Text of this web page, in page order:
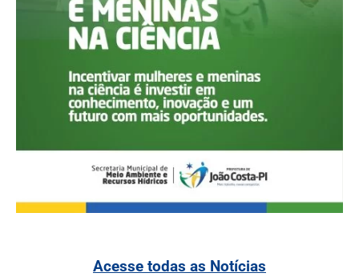
Acesse todas as Notícias